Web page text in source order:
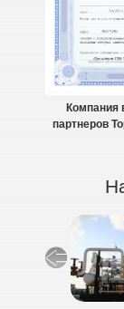
Компания
партнеров